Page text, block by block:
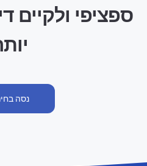
ספציפי ולקיים
נסה